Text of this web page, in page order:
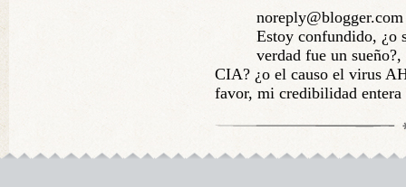
Estoy confundido, ¿o
verdad fue un
CIA? ¿o el causo el virus
favor, mi credibilidad entera